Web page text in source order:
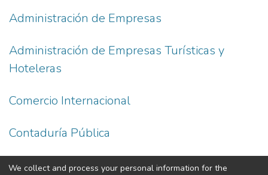
Administración de Empresas
Administración de Empresas Turísticas y
Hoteleras
Comercio Internacional
Contaduría Pública
Economía
We collect and process your personal information for the